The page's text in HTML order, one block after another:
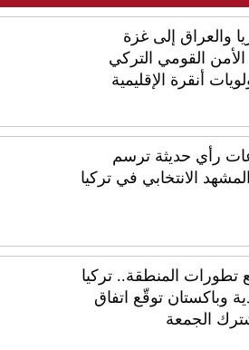
والعراق إلى غزة
الأمن القومي التركي
أنقرة الإقليمية
رأي حديثة ترسم
الانتخابي في تركيا
تطورات المنطقة.. تركيا
وباكستان توقّع اتفاق
الجمعة